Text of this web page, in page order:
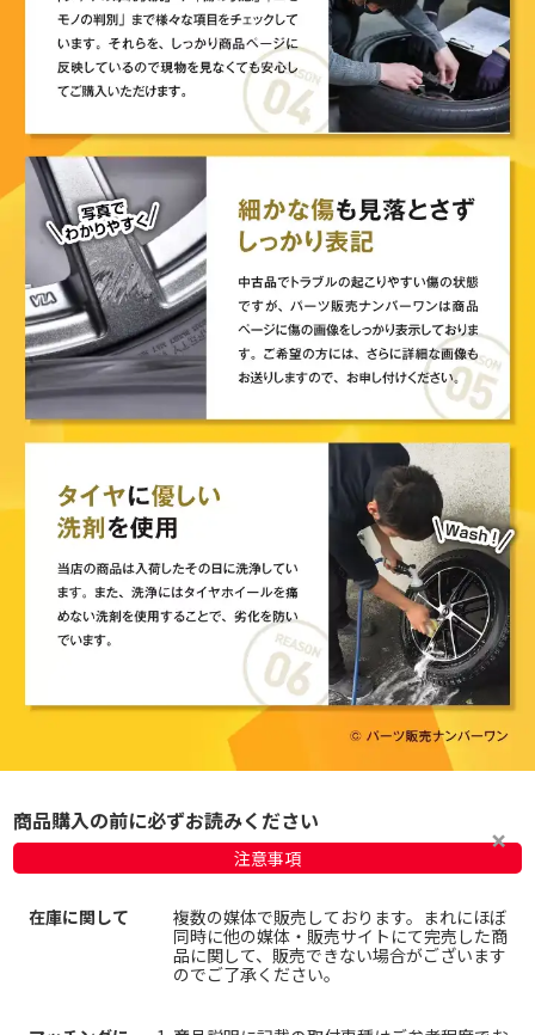
商品購入の前に必ずお読みください
注意事項
在庫に関して
複数の媒体で販売しております。まれにほぼ
同時に他の媒体・販売サイトにて完売した商
品に関して、販売できない場合がございます
のでご了承ください。